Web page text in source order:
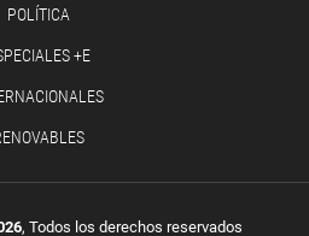
POLÍTICA
+E
, Todos los derechos reservados